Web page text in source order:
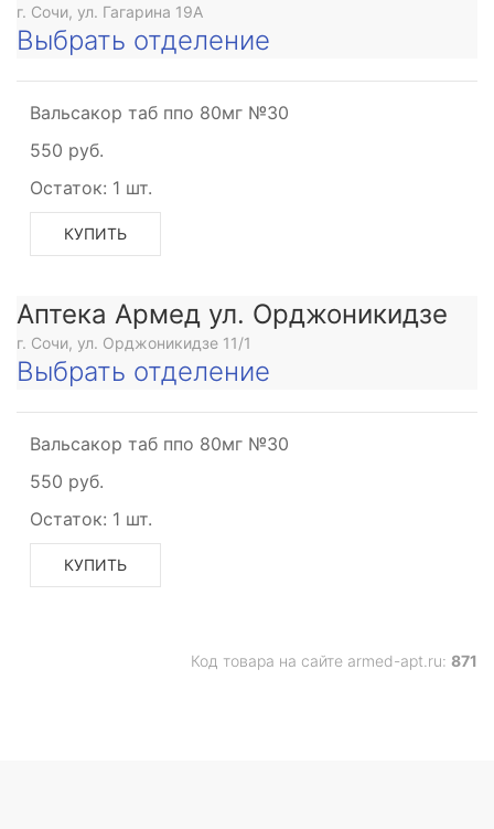
г. Сочи, ул. Гагарина 19А
Выбрать отделение
Вальсакор таб ппо 80мг №30
550 руб.
Остаток: 1 шт.
КУПИТЬ
Аптека Армед ул. Орджоникидзе
г. Сочи, ул. Орджоникидзе 11/1
Выбрать отделение
Вальсакор таб ппо 80мг №30
550 руб.
Остаток: 1 шт.
КУПИТЬ
Код товара на сайте armed-apt.ru: 871